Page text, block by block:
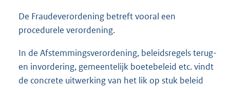
De Fraudeverordening betreft vooral een
procedurele verordening.
In de Afstemmingsverordening, beleidsregels terug-
en invordering, gemeentelijk boetebeleid etc. vindt
de concrete uitwerking van het lik op stuk beleid